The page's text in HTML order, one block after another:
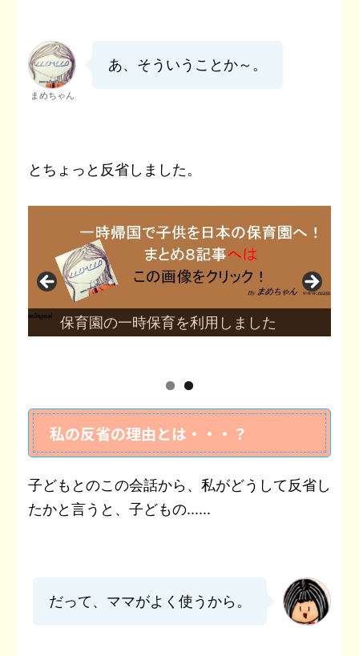
まめちゃん
あ、そういうことか～。
とちょっと反省しました。
保育園の一時保育を利用しました
私の反省の理由とは・・・？
子どもとのこの会話から、私がどうして反省し
たかと言うと、子どもの......
だって、ママがよく使うから。